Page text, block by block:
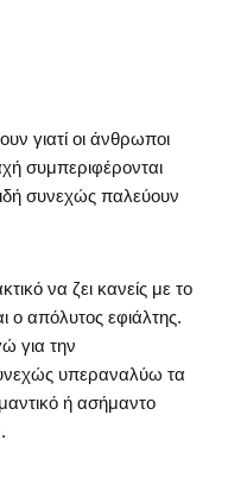
γιατί οι άνθρωποι
συμπεριφέρονται
συνεχώς παλεύουν
να ζει κανείς με το
ο απόλυτος εφιάλτης.
για την
υπεραναλύω τα
ή ασήμαντο